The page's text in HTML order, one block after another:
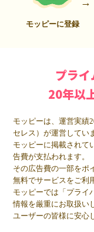
モッピーに登録
プラ
20年以
モッピーは、運営実績
セレス）が運営してい
モッピーに掲載されて
告費が支払われます。
その広告費の一部をポ
無料でサービスをご利
モッピーでは「プライ
情報を厳重にお取扱い
ユーザーの皆様に安心